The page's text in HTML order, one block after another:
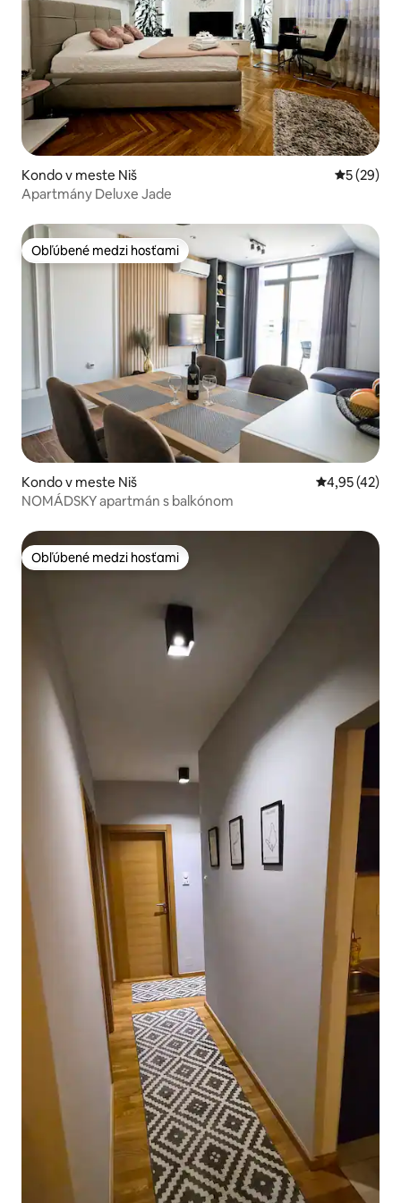
Kondo v meste Niš
5 (29)
Apartmány Deluxe Jade
Obľúbené medzi hosťami
Obľúbené medzi hosťami
Kondo v meste Niš Priemerné
4,95 (42)
NOMÁDSKY apartmán s balkónom
Obľúbené medzi hosťami
Obľúbené medzi hosťami